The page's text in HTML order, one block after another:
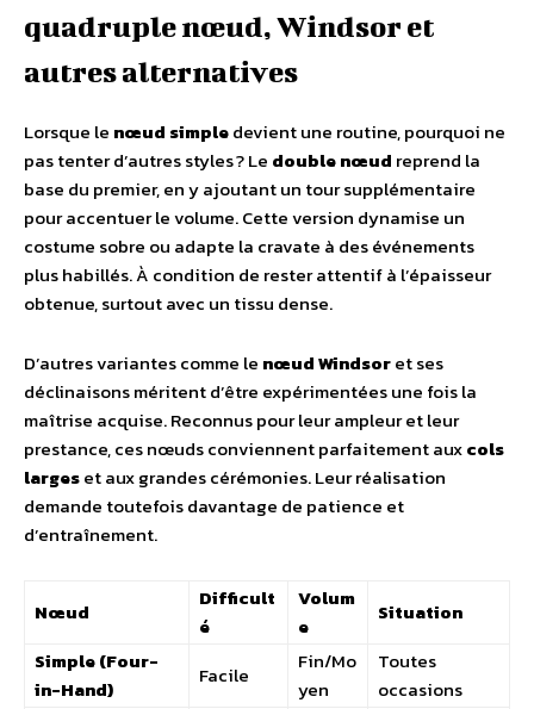
quadruple nœud, Windsor et
autres alternatives
Lorsque le nœud simpledevient une routine, pourquoi ne
pas tenter d’autres styles ? Le double nœud reprend la
base du premier, en y ajoutant un tour supplémentaire
pour accentuer le volume. Cette version dynamise un
costume sobre ou adapte la cravate à des événements
plus habillés. À condition de rester attentif à l’épaisseur
obtenue, surtout avec un tissu dense.
D’autres variantes comme le nœud Windsoret ses
déclinaisons méritent d’être expérimentées une fois la
maîtrise acquise. Reconnus pour leur ampleur et leur
prestance, ces nœuds conviennent parfaitement auxcols
largeset aux grandes cérémonies. Leur réalisation
demande toutefois davantage de patience et
d’entraînement.
Nœud
Difficult
é
Volum
e
Situation
Simple (Four-
in-Hand)
Facile
Fin/Mo
yen
Toutes
occasions